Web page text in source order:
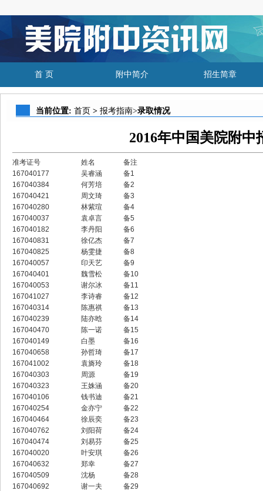
首 页 附中简介 招生简章
当前位置: 首页 > 报考指南>录取情况
2016年中国美院附中
准考证号 姓名
备注
167040177
吴睿涵
备1
167040384
何芳培
备2
167040421
周文琦
备3
167040280
林紫瑄
备4
167040037
袁卓言
备5
167040182
李丹阳
备6
167040831
徐亿杰
备7
167040825
杨雯捷
备8
167040057
印天艺
备9
167040401
魏雪松
备10
167040053
谢尔冰
备11
167041027
李诗睿
备12
167040314
陈惠祺
备13
167040239
陆亦晗
备14
167040470
陈一诺
备15
167040149
白墨
备16
167040658
孙哲琦
备17
167041002
袁旖玲
备18
167040303
周源
备19
167040323
王姝涵
备20
167040106
钱书迪
备21
167040254
金亦宁
备22
167040464
徐辰奕
备23
167040762
刘阳荷
备24
167040474
刘易芬
备25
167040020
叶安琪
备26
167040632
郑幸
备27
167040509
沈杨
备28
167040692
谢一夫
备29